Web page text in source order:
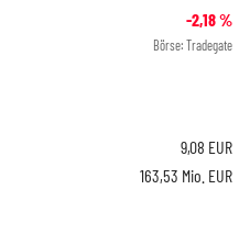
-2,18%
Börse: Tradegate
9,08 EUR
163,53 Mio. EUR